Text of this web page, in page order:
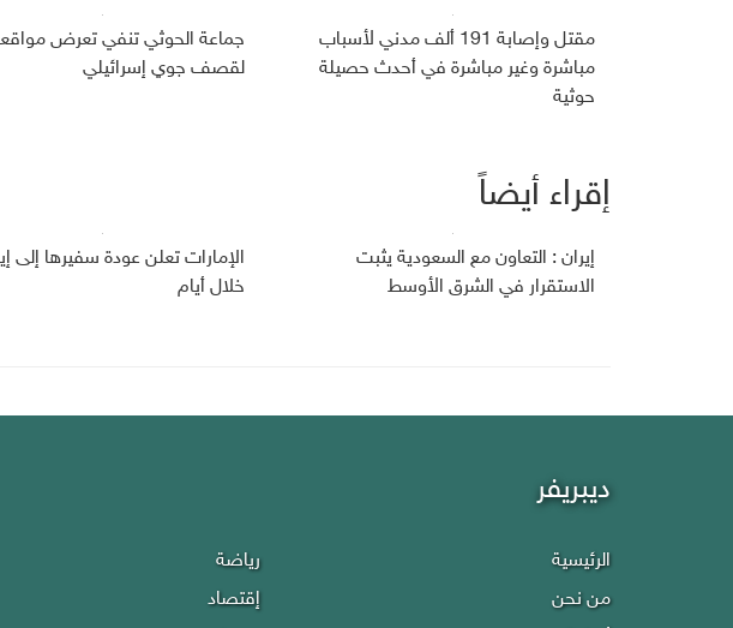
مقتل وإصابة 191 ألف مدني لأسباب
مباشرة وغير مباشرة في أحدث حصيلة
حوثية
جماعة الحوثي تنفي تعرض
لقصف جوي إسرائيلي
إقراء أيضاً
إيران : التعاون مع السعودية يثبت
الاستقرار في الشرق الأوسط
الإمارات تعلن عودة سفيرها إلى
خلال أيام
ديبريفر
الرئيسية
من نحن
رياضة
إقتصاد